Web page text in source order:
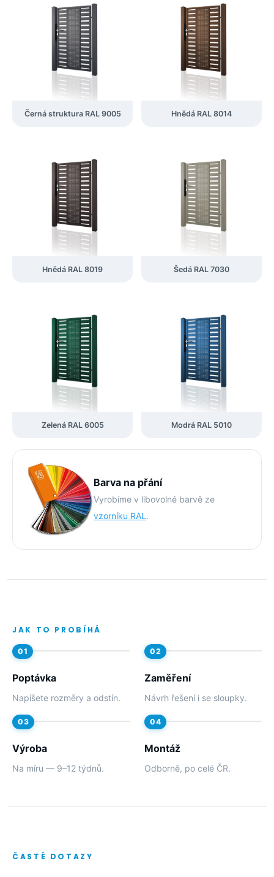
Černá struktura RAL 9005 Hnědá RAL 8014
Hnědá RAL 8019 Šedá RAL 7030
Zelená RAL 6005 Modrá RAL 5010
Barva na přání
Vyrobíme v libovolné barvě ze
vzorníku RAL .
JAK TO PROBÍHÁ
Poptávka
Napíšete rozměry a odstín.
Zaměření
Návrh řešení i se sloupky.
Výroba
Na míru — 9–12 týdnů.
Montáž
Odborně, po celé ČR.
ČASTÉ DOTAZY